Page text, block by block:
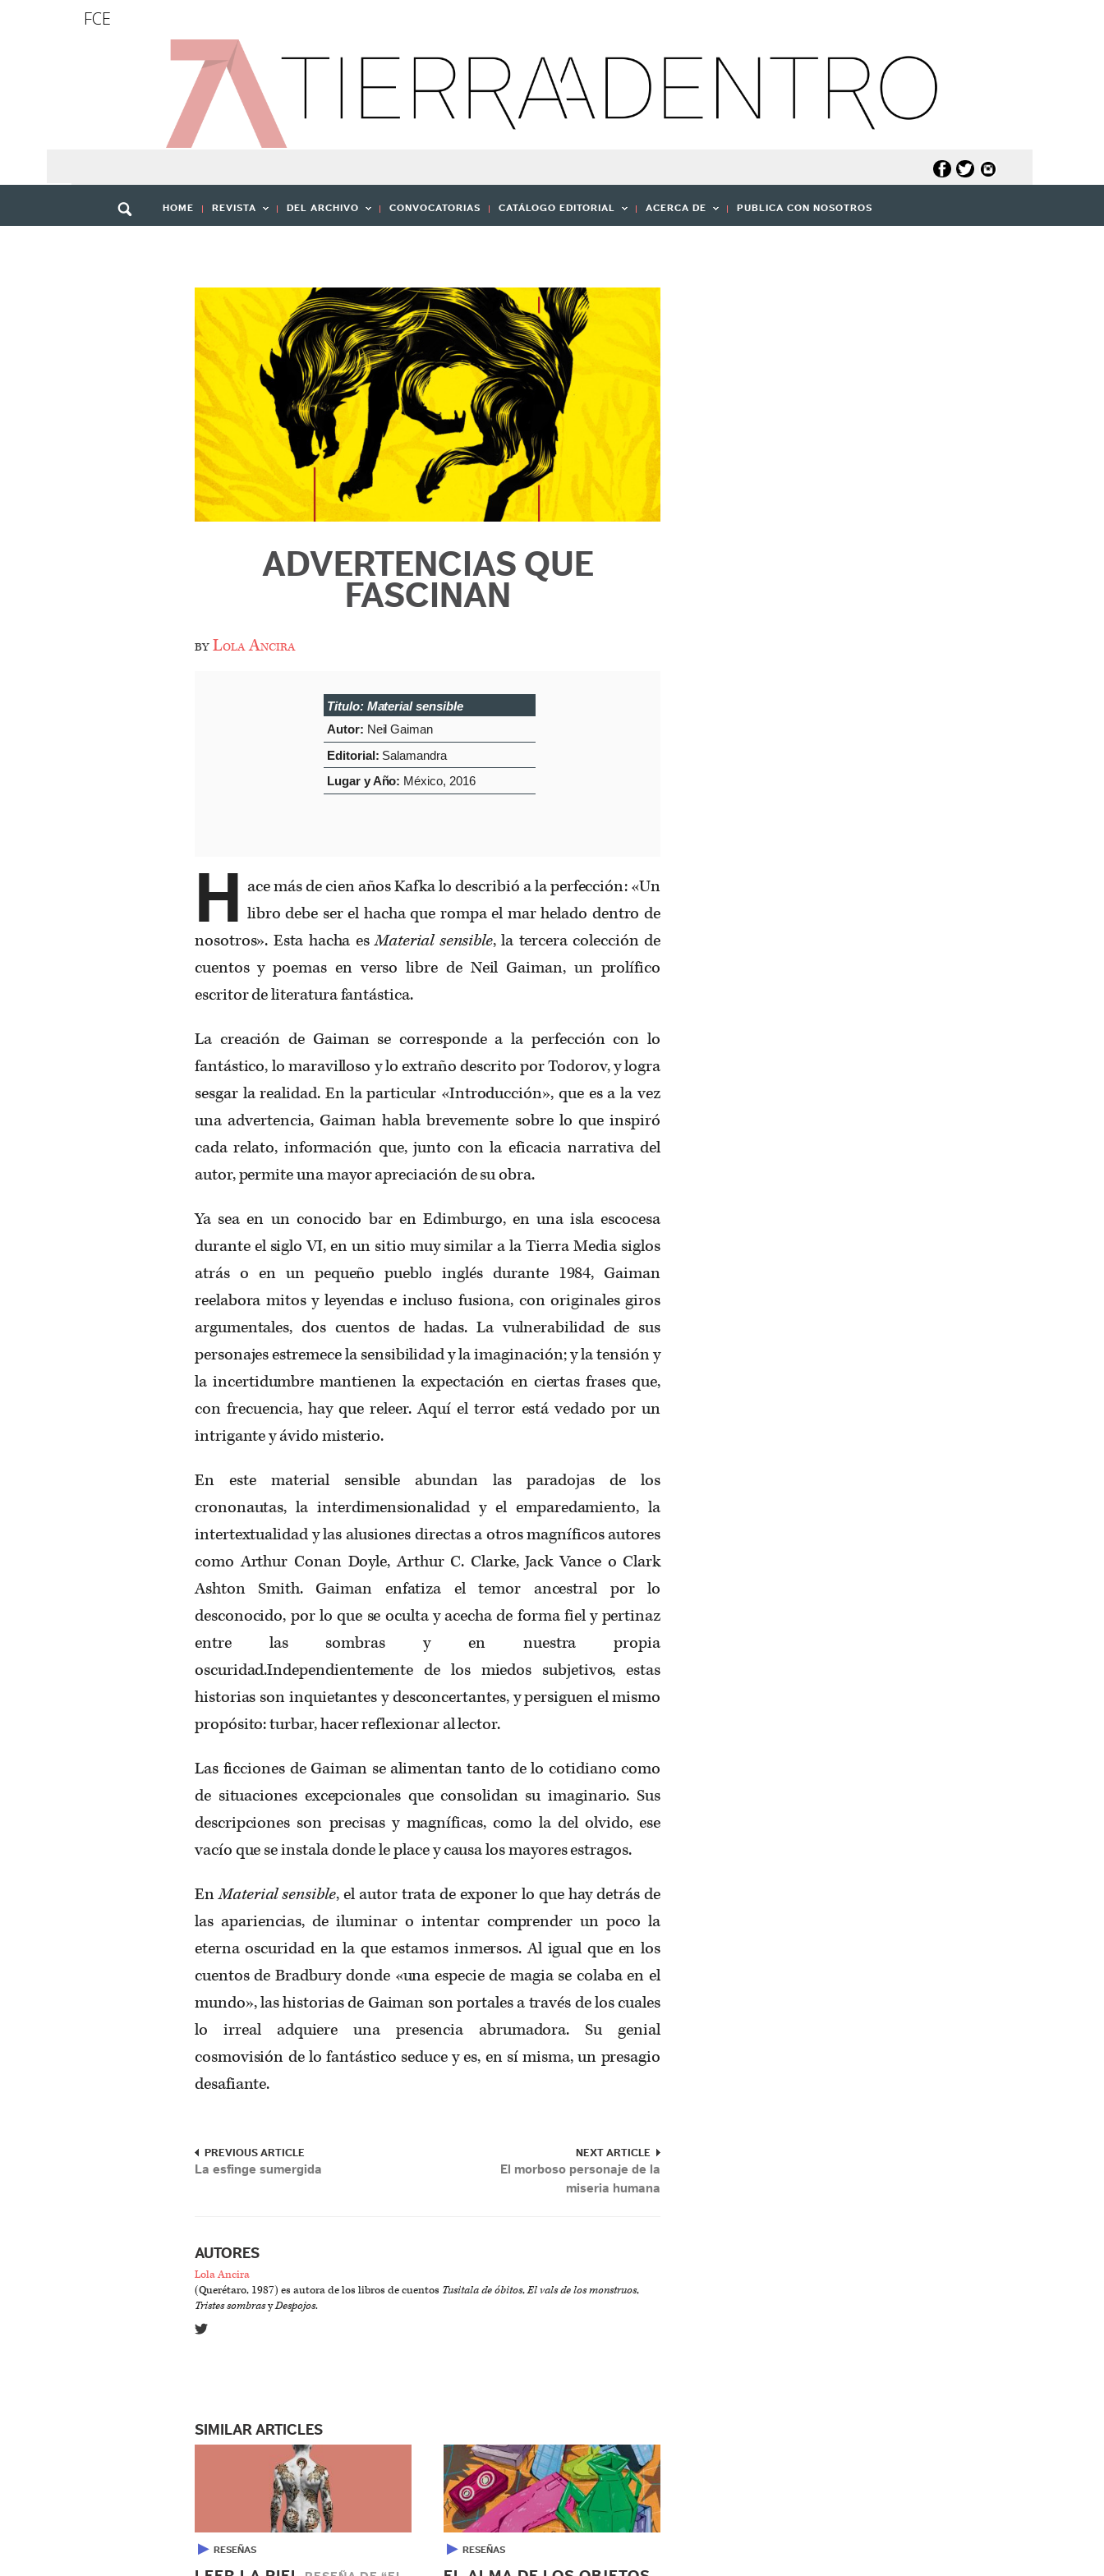
FCE
HOME REVISTA DEL ARCHIVO CONVOCATORIAS CATÁLOGO EDITORIAL ACERCA DE PUBLICA CON NOSOTROS
ADVERTENCIAS QUE
FASCINAN
byLola Ancira
Titulo: Material sensible
Autor: Neil Gaiman
Editorial: Salamandra
Lugar y Año: México, 2016
H
ace más de cien años Kafka lo describió a la perfección: «Un
libro debe ser el hacha que rompa el mar helado dentro de
nosotros». Esta hacha esMaterial sensible, la tercera colección de
cuentos y poemas en verso libre de Neil Gaiman, un prolífico
escritor de literatura fantástica.
La creación de Gaiman se corresponde a la perfección con lo
fantástico, lo maravilloso y lo extraño descrito por Todorov, y logra
sesgar la realidad. En la particular «Introducción», que es a la vez
una advertencia, Gaiman habla brevemente sobre lo que inspiró
cada relato, información que, junto con la eficacia narrativa del
autor, permite una mayor apreciación de su obra.
Ya sea en un conocido bar en Edimburgo, en una isla escocesa
durante el siglo VI, en un sitio muy similar a la Tierra Media siglos
atrás o en un pequeño pueblo inglés durante 1984, Gaiman
reelabora mitos y leyendas e incluso fusiona, con originales giros
argumentales, dos cuentos de hadas. La vulnerabilidad de sus
personajes estremece la sensibilidad y la imaginación; y la tensión y
la incertidumbre mantienen la expectación en ciertas frases que,
con frecuencia, hay que releer. Aquí el terror está vedado por un
intrigante y ávido misterio.
En este material sensible abundan las paradojas de los
crononautas, la interdimensionalidad y el emparedamiento, la
intertextualidad y las alusiones directas a otros magníficos autores
como Arthur Conan Doyle, Arthur C. Clarke, Jack Vance o Clark
Ashton Smith. Gaiman enfatiza el temor ancestral por lo
desconocido, por lo que se oculta y acecha de forma fiel y pertinaz
entre las sombras y en nuestra propia
oscuridad.Independientemente de los miedos subjetivos, estas
historias son inquietantes y desconcertantes, y persiguen el mismo
propósito: turbar, hacer reflexionar al lector.
Las ficciones de Gaiman se alimentan tanto de lo cotidiano como
de situaciones excepcionales que consolidan su imaginario. Sus
descripciones son precisas y magníficas, como la del olvido, ese
vacío que se instala donde le place y causa los mayores estragos.
EnMaterial sensible, el autor trata de exponer lo que hay detrás de
las apariencias, de iluminar o intentar comprender un poco la
eterna oscuridad en la que estamos inmersos. Al igual que en los
cuentos de Bradbury donde «una especie de magia se colaba en el
mundo», las historias de Gaiman son portales a través de los cuales
lo irreal adquiere una presencia abrumadora. Su genial
cosmovisión de lo fantástico seduce y es, en sí misma, un presagio
desafiante.
PREVIOUS ARTICLE
La esfinge sumergida
NEXT ARTICLE
El morboso personaje de la
miseria humana
AUTORES
Lola Ancira
(Querétaro, 1987) es autora de los libros de cuentos Tusitala de óbitos,El vals de los monstruos,
Tristes sombrasyDespojos.
SIMILAR ARTICLES
▶ RESEÑAS ▶ RESEÑAS